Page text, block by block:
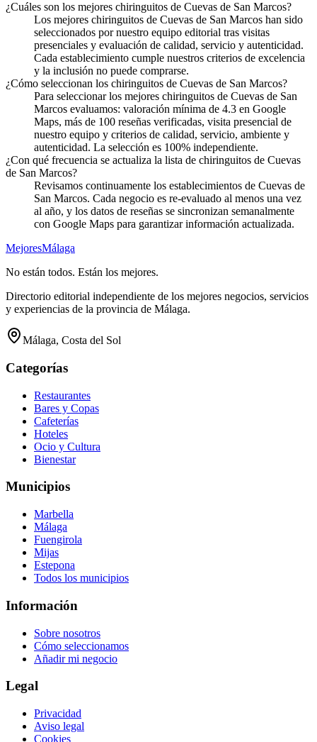
¿Cuáles son los mejores chiringuitos de Cuevas de San Marcos?
Los mejores chiringuitos de Cuevas de San Marcos han sido
seleccionados por nuestro equipo editorial tras visitas
presenciales y evaluación de calidad, servicio y autenticidad.
Cada establecimiento cumple nuestros criterios de excelencia
y la inclusión no puede comprarse.
¿Cómo seleccionan los chiringuitos de Cuevas de San Marcos?
Para seleccionar los mejores chiringuitos de Cuevas de San
Marcos evaluamos: valoración mínima de 4.3 en Google
Maps, más de 100 reseñas verificadas, visita presencial de
nuestro equipo y criterios de calidad, servicio, ambiente y
autenticidad. La selección es 100% independiente.
¿Con qué frecuencia se actualiza la lista de chiringuitos de Cuevas
de San Marcos?
Revisamos continuamente los establecimientos de Cuevas de
San Marcos. Cada negocio es re-evaluado al menos una vez
al año, y los datos de reseñas se sincronizan semanalmente
con Google Maps para garantizar información actualizada.
MejoresMálaga
No están todos. Están los mejores.
Directorio editorial independiente de los mejores negocios, servicios
y experiencias de la provincia de Málaga.
Málaga, Costa del Sol
Categorías
Restaurantes
Bares y Copas
Cafeterías
Hoteles
Ocio y Cultura
Bienestar
Municipios
Marbella
Málaga
Fuengirola
Mijas
Estepona
Todos los municipios
Información
Sobre nosotros
Cómo seleccionamos
Añadir mi negocio
Legal
Privacidad
Aviso legal
Cookies